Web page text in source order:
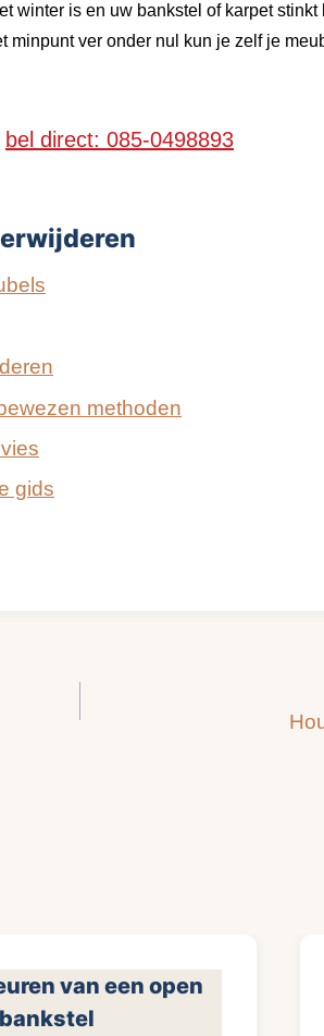
winter is en uw bankstel of karpet
minpunt ver onder nul kun je zelf je
bel direct: 085-0498893
methoden
gids
van een open